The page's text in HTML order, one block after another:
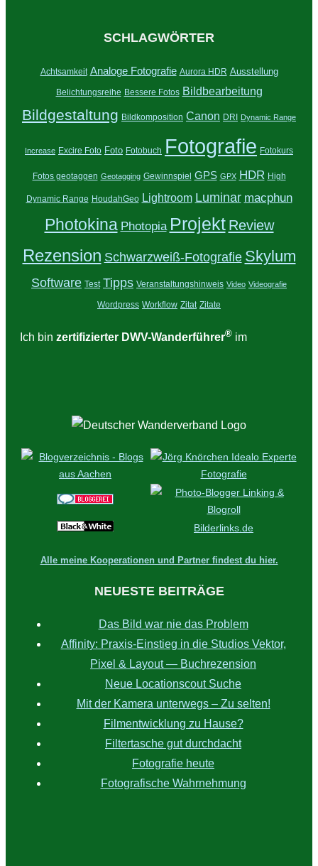
SCHLAGWÖRTER
Achtsamkeit Analoge Fotografie Aurora HDR Ausstellung
Belichtungsreihe Bessere Fotos Bildbearbeitung
Bildgestaltung Bildkomposition Canon DRI Dynamic Range
Increase Excire Foto Foto Fotobuch Fotografie Fotokurs
Fotos geotaggen Geotagging Gewinnspiel GPS GPX HDR High
Dynamic Range HoudahGeo Lightroom Luminar macphun
Photokina Photopia Projekt Review
Rezension Schwarzweiß-Fotografie Skylum
Software Test Tipps Veranstaltungshinweis Video Videografie
Wordpress Workflow Zitat Zitate
Ich bin zertifizierter DWV-Wanderführer® im
Bilderlinks.de
Alle meine Kooperationen und Partner findest du hier.
NEUESTE BEITRÄGE
Das Bild war nie das Problem
Affinity: Praxis‑Einstieg in die Studios Vektor,
Pixel & Layout — Buchrezension
Neue Locationscout Suche
Mit der Kamera unterwegs – Zu selten!
Filmentwicklung zu Hause?
Filtertasche gut durchdacht
Fotografie heute
Fotografische Wahrnehmung